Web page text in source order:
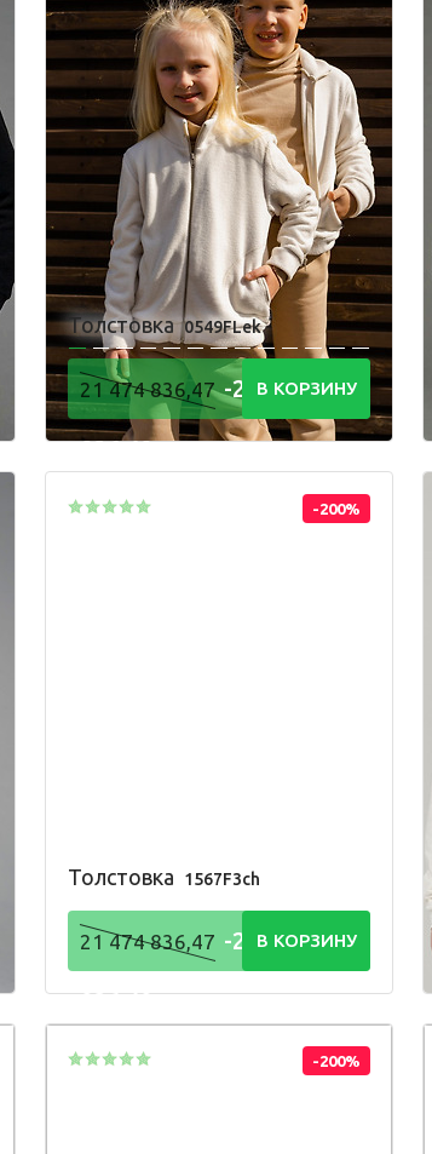
Толстовка 0549FLek
21 474 836,47-21 474
836,48Р
В КОРЗИНУ
-200%
Толстовка 1567F3ch
21 474 836,47 -21 474
836,48Р
В КОРЗИНУ
-200%